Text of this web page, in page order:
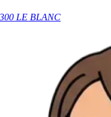
LE BLANC